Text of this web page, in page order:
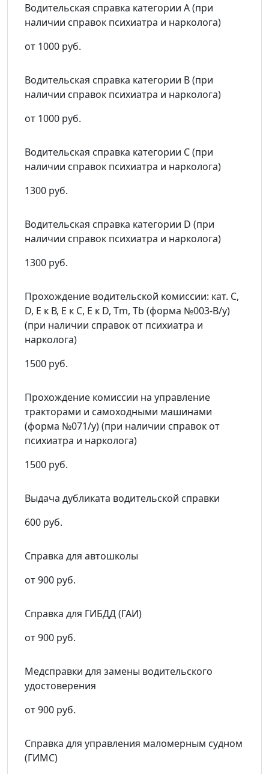
Водительская справка категории A (при
наличии справок психиатра и нарколога)
от 1000 руб.
Водительская справка категории B (при
наличии справок психиатра и нарколога)
от 1000 руб.
Водительская справка категории C (при
наличии справок психиатра и нарколога)
1300 руб.
Водительская справка категории D (при
наличии справок психиатра и нарколога)
1300 руб.
Прохождение водительской комиссии: кат. C,
D, Е к В, E к С, Е к D, Тm, Тb (форма №003-В/у)
(при наличии справок от психиатра и
нарколога)
1500 руб.
Прохождение комиссии на управление
тракторами и самоходными машинами
(форма №071/у) (при наличии справок от
психиатра и нарколога)
1500 руб.
Выдача дубликата водительской справки
600 руб.
Справка для автошколы
от 900 руб.
Справка для ГИБДД (ГАИ)
от 900 руб.
Медсправки для замены водительского
удостоверения
от 900 руб.
Справка для управления маломерным судном
(ГИМС)